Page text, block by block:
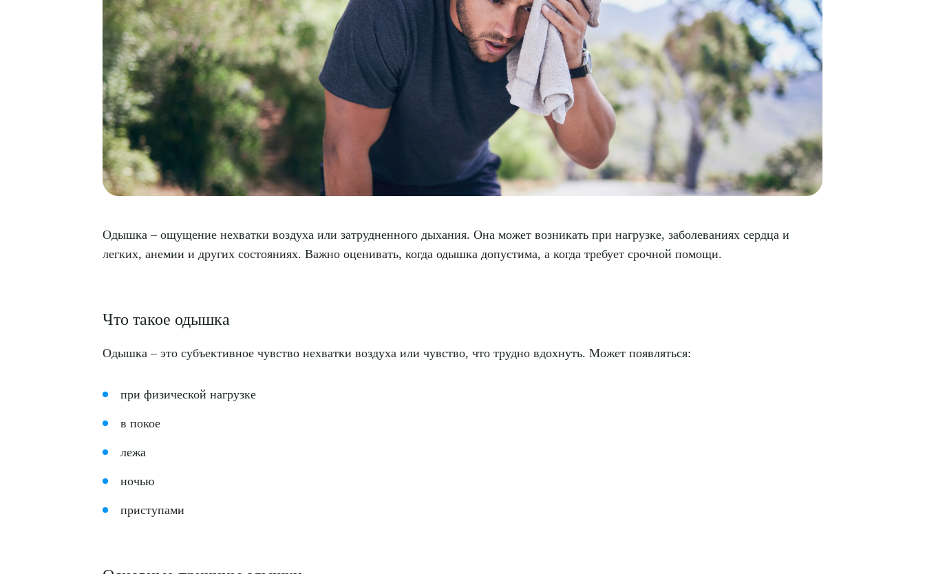
Одышка – ощущение нехватки воздуха или затрудненного дыхания. Она может возникать при нагрузке, заболеваниях сердца и
легких, анемии и других состояниях. Важно оценивать, когда одышка допустима, а когда требует срочной помощи.
Что такое одышка
Одышка – это субъективное чувство нехватки воздуха или чувство, что трудно вдохнуть. Может появляться:
при физической нагрузке
в покое
лежа
ночью
приступами